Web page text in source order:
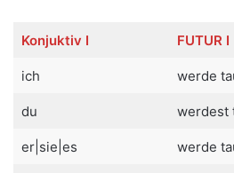
Konjuktiv I FUTUR I
ich werde
du werdest
er|sie|es werde